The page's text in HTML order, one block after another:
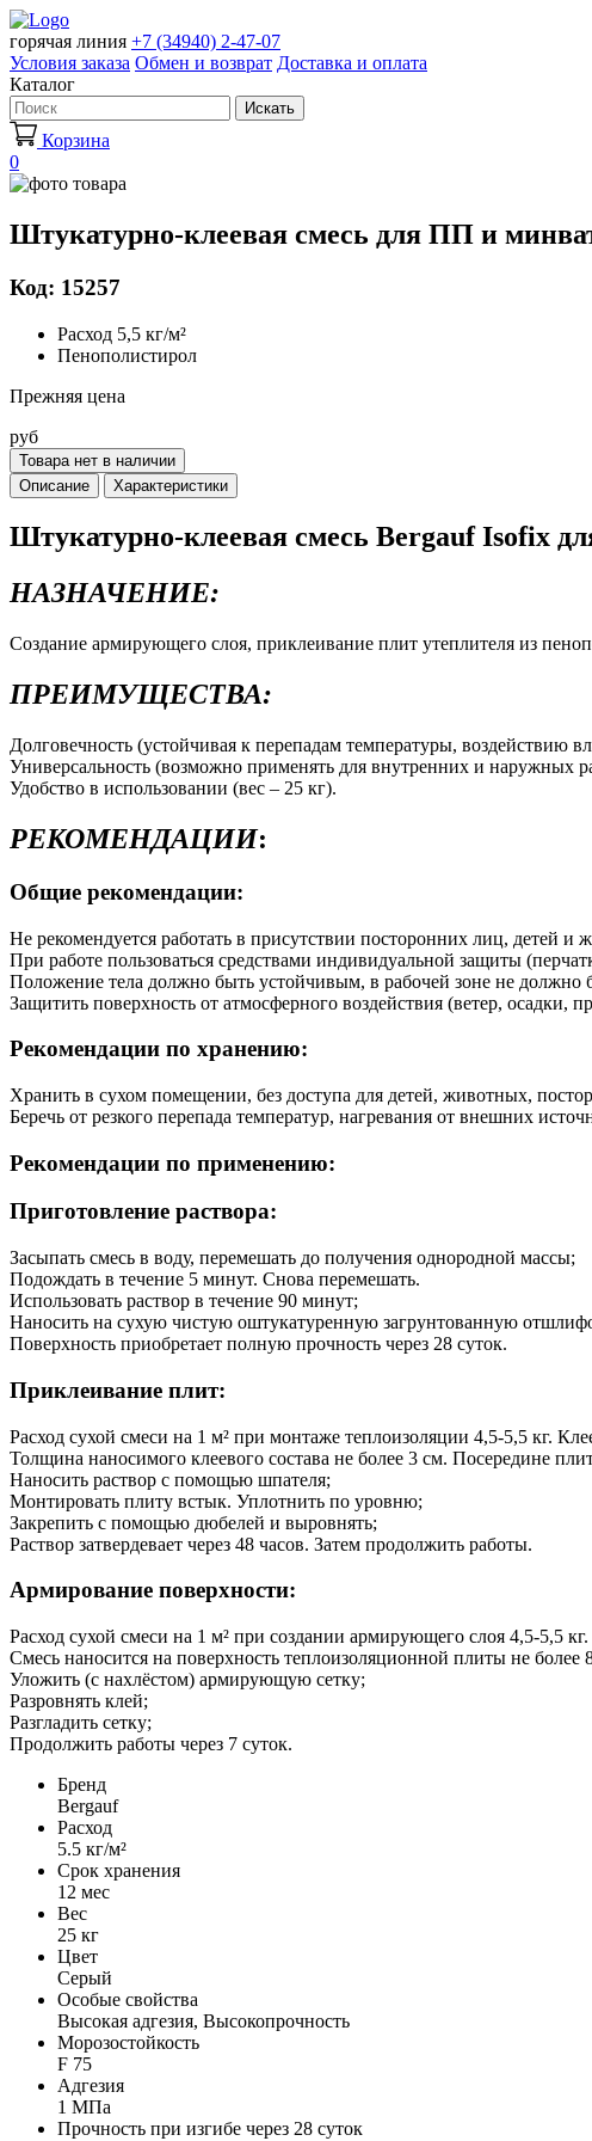
горячая линия +7 (34940) 2-47-07
Условия заказа Обмен и возврат Доставка и оплата
Каталог
Искать
Корзина
0
Штукатурно-клеевая смесь для ПП и
Код: 15257
Расход 5,5 кг/м²
Пенополистирол
Прежняя цена
руб
Товара нет в наличии
Описание
Характеристики
Штукатурно-клеевая смесь Bergauf Isofix
НАЗНАЧЕНИЕ:
Создание армирующего слоя, приклеивание плит утеплителя из
ПРЕИМУЩЕСТВА:
Долговечность (устойчивая к перепадам температуры, воздействию
Универсальность (возможно применять для внутренних и наружных
Удобство в использовании (вес – 25 кг).
РЕКОМЕНДАЦИИ:
Общие рекомендации:
Не рекомендуется работать в присутствии посторонних лиц, детей и
При работе пользоваться средствами индивидуальной защиты
Положение тела должно быть устойчивым, в рабочей зоне не должно
Защитить поверхность от атмосферного воздействия (ветер,
Рекомендации по хранению:
Хранить в сухом помещении, без доступа для детей, животных,
Беречь от резкого перепада температур, нагревания от внешних
Рекомендации по применению:
Приготовление раствора:
Засыпать смесь в воду, перемешать до получения однородной массы;
Подождать в течение 5 минут. Снова перемешать.
Использовать раствор в течение 90 минут;
Наносить на сухую чистую оштукатуренную загрунтованную
Поверхность приобретает полную прочность через 28 суток.
Приклеивание плит:
Расход сухой смеси на 1 м² при монтаже теплоизоляции 4,5-5,5 кг.
Толщина наносимого клеевого состава не более 3 см. Посередине
Наносить раствор с помощью шпателя;
Монтировать плиту встык. Уплотнить по уровню;
Закрепить с помощью дюбелей и выровнять;
Раствор затвердевает через 48 часов. Затем продолжить работы.
Армирование поверхности:
Расход сухой смеси на 1 м² при создании армирующего слоя 4,5-5,5 кг.
Смесь наносится на поверхность теплоизоляционной плиты не
Уложить (с нахлёстом) армирующую сетку;
Разровнять клей;
Разгладить сетку;
Продолжить работы через 7 суток.
Бренд
Bergauf
Расход
5.5 кг/м²
Срок хранения
12 мес
Вес
25 кг
Цвет
Серый
Особые свойства
Высокая адгезия, Высокопрочность
Морозостойкость
F 75
Адгезия
1 МПа
Прочность при изгибе через 28 суток